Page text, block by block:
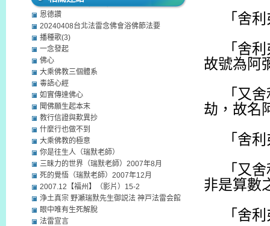
「舍
「舍
故號為阿
「又
劫，故名
「舍
「又
非是算數
「舍
恩德讚
20240408台北法雷念佛會浴佛節法要
播種歌(3)
一念發起
佛心
大乘佛教三個體系
毒語心經
如實傳達佛心
聞佛願生起本末
教行信證與歎異抄
什麼行也做不到
大乘佛教的極意
你是往生人（瑞默老師）
三昧力的世界（瑞默老師）2007年8月
死的覺悟（瑞默老師）2007年12月
2007.12【福州】（影片）15-2
浄土真宗 野瀬瑞默先生御説法 神戸法雷会館
眼中唯有生死解脫
法雷宣言